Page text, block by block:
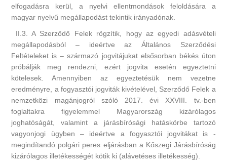
elfogadásra kerül, a nyelvi ellentmondások feloldására a
magyar nyelvű megállapodást tekintik irányadónak.
II.3. A Szerződő Felek rögzítik, hogy az egyedi adásvételi
megállapodásból – ideértve az Általános Szerződési
Feltételeket is – származó jogvitájukat elsősorban békés úton
próbálják meg rendezni, ezért jogvita esetén egyeztetni
kötelesek. Amennyiben az egyeztetésük nem vezetne
eredményre, a fogyasztói jogviták kivételével, Szerződő Felek a
nemzetközi magánjogról szóló 2017. évi XXVIII. tv.-ben
foglaltakra figyelemmel Magyarország kizárólagos
joghatóságát, valamint a járásbírósági hatáskörbe tartozó
vagyonjogi ügyben – ideértve a fogyasztói jogvitákat is -
megindítandó polgári peres eljárásban a Kőszegi Járásbíróság
kizárólagos illetékességét kötik ki (alávetéses illetékesség).